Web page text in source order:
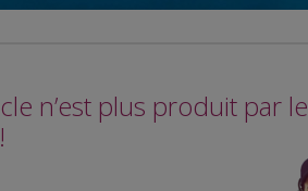
n’est plus produit par le